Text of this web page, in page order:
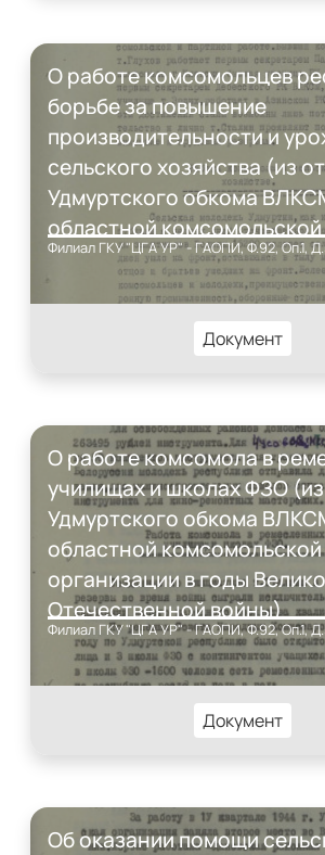
О работе комсомольцев
борьбе за повышение
производительности и
сельского хозяйства (из
Удмуртского обкома
областной комсомольской
организации в годы
Отечественной войны)
Филиал ГКУ "ЦГА УР" - ГАОПИ, Ф.92, Оп.1,
Документ
О работе комсомола в
училищах и школах ФЗО
Удмуртского обкома
областной комсомольской
организации в годы
Отечественной войны)
Филиал ГКУ "ЦГА УР" - ГАОПИ, Ф.92, Оп.1,
Документ
Об оказании помощи